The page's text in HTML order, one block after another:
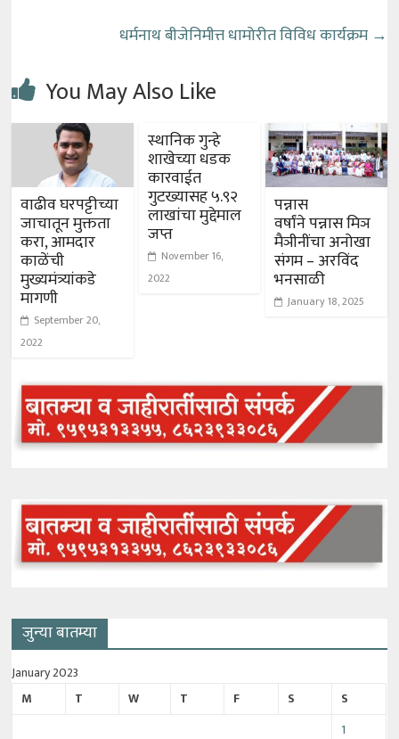
धर्मनाथ बीजेनिमीत्त धामोरीत विविध कार्यक्रम →
You May Also Like
वाढीव घरपट्टीच्या
जाचातून मुक्तता
करा, आमदार
काळेंची
मुख्यमंत्र्यांकडे
मागणी
September 20,
2022
स्थानिक गुन्हे
शाखेच्या धडक
कारवाईत
गुटख्यासह ५.९२
लाखांचा मुद्देमाल
जप्त
November 16,
2022
पन्नास
वर्षांने पन्नास मिञ
मैञीनींचा अनोखा
संगम – अरविंद
भनसाळी
January 18, 2025
जुन्या बातम्या
January 2023
M
T W T F S
S
1